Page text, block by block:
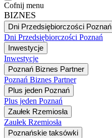
Cofnij menu
BIZNES
Dni Przedsiębiorczości Poznań
Dni Przedsiębiorczości Poznań
Inwestycje
Inwestycje
Poznań Biznes Partner
Poznań Biznes Partner
Plus jeden Poznań
Plus jeden Poznań
Zaułek Rzemiosła
Zaułek Rzemiosła
Poznańskie taksówki